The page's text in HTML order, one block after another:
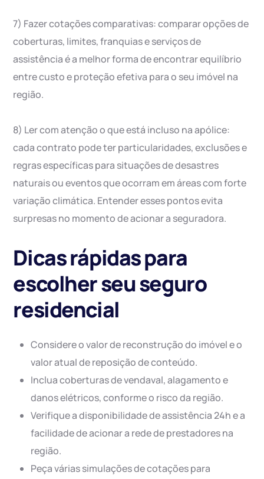
7) Fazer cotações comparativas: comparar opções de
coberturas, limites, franquias e serviços de
assistência é a melhor forma de encontrar equilíbrio
entre custo e proteção efetiva para o seu imóvel na
região.
8) Ler com atenção o que está incluso na apólice:
cada contrato pode ter particularidades, exclusões e
regras específicas para situações de desastres
naturais ou eventos que ocorram em áreas com forte
variação climática. Entender esses pontos evita
surpresas no momento de acionar a seguradora.
Dicas rápidas para
escolher seu seguro
residencial
Considere o valor de reconstrução do imóvel e o
valor atual de reposição de conteúdo.
Inclua coberturas de vendaval, alagamento e
danos elétricos, conforme o risco da região.
Verifique a disponibilidade de assistência 24h e a
facilidade de acionar a rede de prestadores na
região.
Peça várias simulações de cotações para